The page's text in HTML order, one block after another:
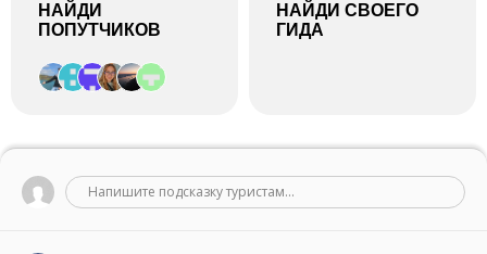
НАЙДИ
ПОПУТЧИКОВ
НАЙДИ СВОЕГО
ГИДА
Напишите подсказку туристам...